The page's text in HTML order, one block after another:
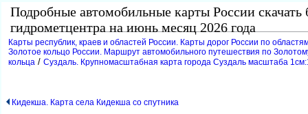
Подробные автомобильные карты России скачать
идрометцентра на июнь месяц 2026 года
Карты республик, краев и областей России. Карты дорог России по
Золотое кольцо России. Маршрут автомобильного путешествия по
кольца / Суздаль. Крупномасштабная карта города Суздаль масштаба
Кидекша. Карта села Кидекша со спутника